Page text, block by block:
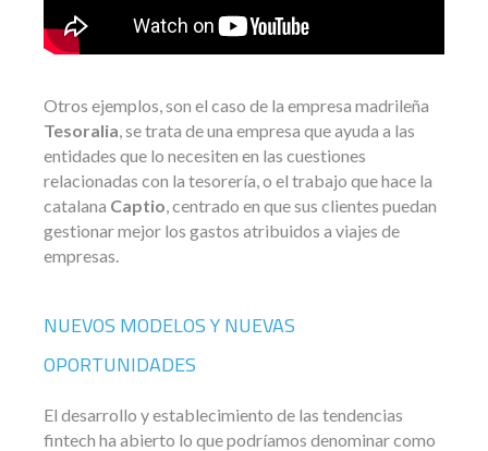
Otros ejemplos, son el caso de la empresa madrileña
Tesoralia , se trata de una empresa que ayuda a las
entidades que lo necesiten en las cuestiones
relacionadas con la tesorería, o el trabajo que hace la
catalana Captio , centrado en que sus clientes puedan
gestionar mejor los gastos atribuidos a viajes de
empresas.
NUEVOS MODELOS Y NUEVAS
OPORTUNIDADES
El desarrollo y establecimiento de las tendencias
fintech ha abierto lo que podríamos denominar como